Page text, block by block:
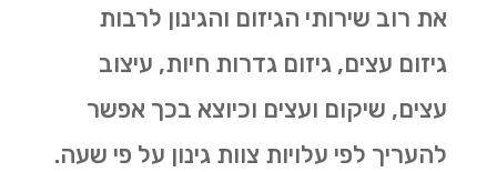
את רוב שירותי הגיזום והגינון לרבות
גיזום עצים, גיזום גדרות חיות, עיצוב
עצים, שיקום ועצים וכיוצא בכך אפשר
להעריך לפי עלויות צוות גינון על פי שעה.